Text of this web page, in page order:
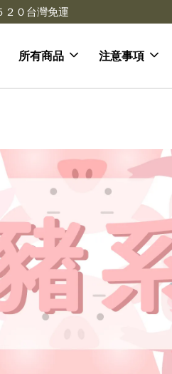
２０台灣免運
所有商品 注意事項